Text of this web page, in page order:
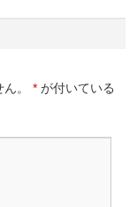
。 * が付いている